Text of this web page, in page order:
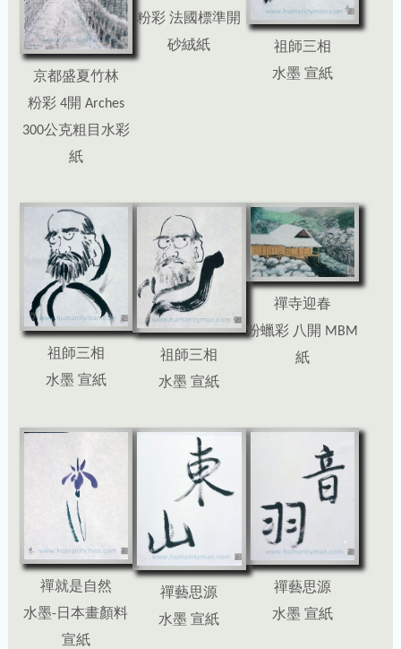
京都盛夏竹林
粉彩 4開 Arches
300公克粗目水彩
紙
粉彩 法國標準開
砂絨紙
祖師三相
水墨 宣紙
祖師三相
水墨 宣紙
祖師三相
水墨 宣紙
禪寺迎春
粉蠟彩 八開 MBM
紙
禪就是自然
水墨-日本畫顏料
宣紙
禪藝思源
水墨 宣紙
禪藝思源
水墨 宣紙